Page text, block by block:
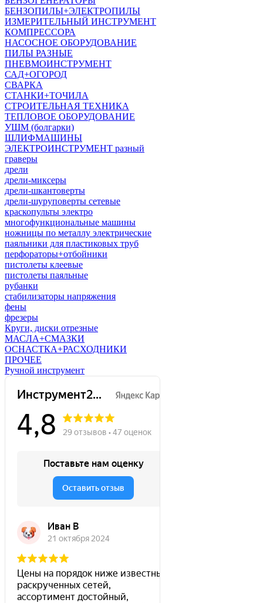
БЕНЗОПИЛЫ+ЭЛЕКТРОПИЛЫ
ИЗМЕРИТЕЛЬНЫЙ ИНСТРУМЕНТ
КОМПРЕССОРА
НАСОСНОЕ ОБОРУДОВАНИЕ
ПИЛЫ РАЗНЫЕ
ПНЕВМОИНСТРУМЕНТ
САД+ОГОРОД
СВАРКА
СТАНКИ+ТОЧИЛА
СТРОИТЕЛЬНАЯ ТЕХНИКА
ТЕПЛОВОЕ ОБОРУДОВАНИЕ
УШМ (болгарки)
ШЛИФМАШИНЫ
ЭЛЕКТРОИНСТРУМЕНТ разный
граверы
дрели
дрели-миксеры
дрели-шкантоверты
дрели-шуруповерты сетевые
краскопульты электро
многофункциональные машины
ножницы по металлу электрические
паяльники для пластиковых труб
перфораторы+отбойники
пистолеты клеевые
пистолеты паяльные
рубанки
стабилизаторы напряжения
фены
фрезеры
Круги, диски отрезные
МАСЛА+СМАЗКИ
ОСНАСТКА+РАСХОДНИКИ
ПРОЧЕЕ
Ручной инструмент